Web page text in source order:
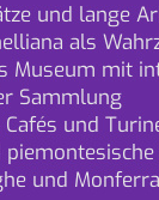
und lange
als
Museum mit
Sammlung
und
und